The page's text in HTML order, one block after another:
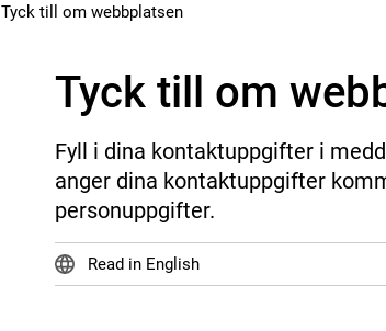
Tyck till om webbplatsen
Tyck till om
Fyll i dina kontaktuppgifter i
anger dina kontaktuppgifter
personuppgifter.
Read in English